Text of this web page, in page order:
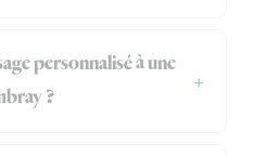
personnalisé à une
?